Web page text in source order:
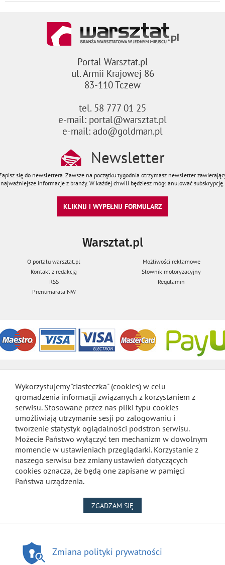
Portal Warsztat.pl
ul. Armii Krajowej 86
83-110 Tczew
tel. 58 777 01 25
e-mail: portal@warsztat.pl
e-mail: ado@goldman.pl
Newsletter
się do newslettera. Zawsze na początku tygodnia otrzymasz newsletter
najważniejsze informacje z branży. W każdej chwili będziesz mógł anulować subskrypcję.
KLIKNIJ I WYPEŁNIJ FORMULARZ
Warsztat.pl
O portalu warsztat.pl
Możliwości reklamowe
Kontakt z redakcją
Słownik motoryzacyjny
RSS
Regulamin
Prenumarata NW
Wykorzystujemy "ciasteczka" (cookies) w celu
gromadzenia informacji związanych z korzystaniem z
serwisu. Stosowane przez nas pliki typu cookies
umożliwiają utrzymanie sesji po zalogowaniu i
tworzenie statystyk oglądalności podstron serwisu.
Możecie Państwo wyłączyć ten mechanizm w dowolnym
momencie w ustawieniach przeglądarki. Korzystanie z
naszego serwisu bez zmiany ustawień dotyczących
cookies oznacza, że będą one zapisane w pamięci
Państwa urządzenia.
ZGADZAM SIĘ
Zmiana polityki prywatności